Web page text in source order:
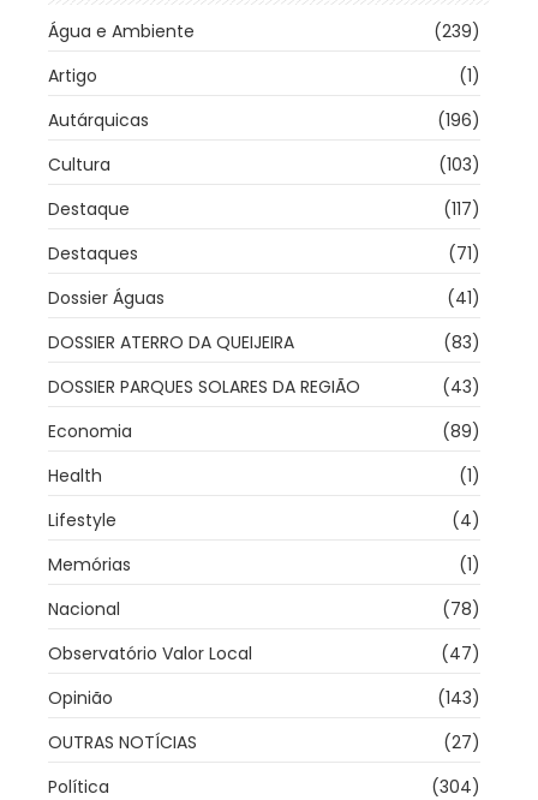
Água e Ambiente
(239)
Artigo
(1)
Autárquicas
(196)
Cultura
(103)
Destaque
(117)
Destaques
(71)
Dossier Águas
(41)
DOSSIER ATERRO DA QUEIJEIRA
(83)
DOSSIER PARQUES SOLARES DA REGIÃO
(43)
Economia
(89)
Health
(1)
Lifestyle
(4)
Memórias
(1)
Nacional
(78)
Observatório Valor Local
(47)
Opinião
(143)
OUTRAS NOTÍCIAS
(27)
Política
(304)